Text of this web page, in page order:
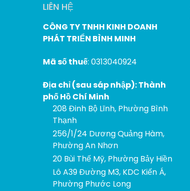
LIÊN HỆ
CÔNG TY TNHH KINH DOANH
PHÁT TRIỂN BÌNH MINH
Mã số thuế: 0313040924
Địa chỉ (sau sáp nhập): Thành
phố Hồ Chí Minh
208 Đinh Bộ Lĩnh, Phường Bình
Thạnh
256/1/24 Dương Quảng Hàm,
Phường An Nhơn
20 Bùi Thế Mỹ, Phường Bảy Hiền
Lô A39 Đường M3, KDC Kiến Á,
Phường Phước Long